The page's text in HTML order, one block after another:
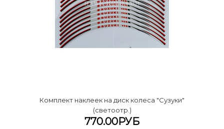
Комплект наклеек на диск колеса "Сузуки"
(светоотр.)
770.00РУБ